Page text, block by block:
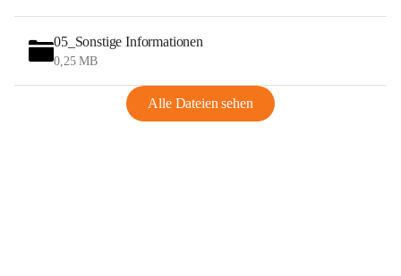
05_Sonstige Informationen
0,25 MB
Alle Dateien sehen